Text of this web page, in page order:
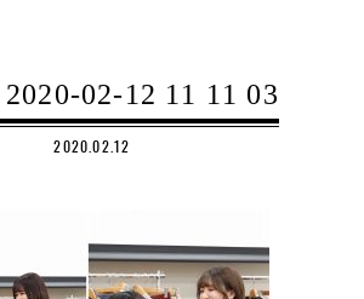
02-12 11 11 03
2020.02.12